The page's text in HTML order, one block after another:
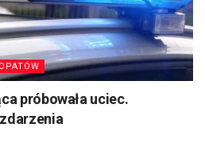
próbowała uciec.